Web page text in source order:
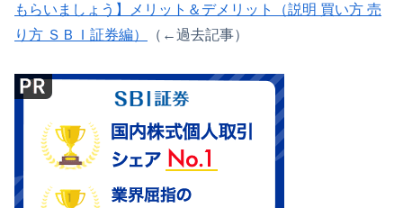
もらいましょう】メリット＆デメリット（説明 買い方 売
り方 ＳＢＩ証券編）
（←過去記事）